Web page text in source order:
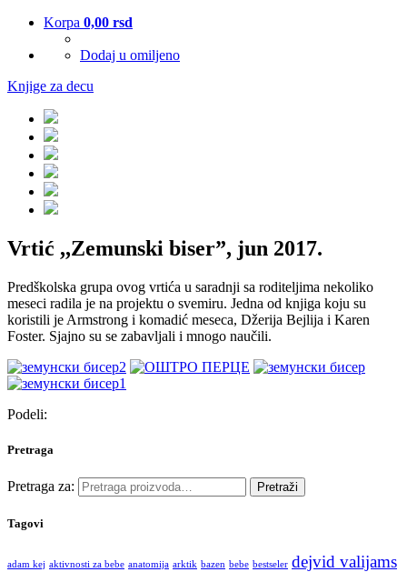
Korpa 0,00 rsd
Dodaj u omiljeno
Knjige za decu
Vrtić ,,Zemunski biser”, jun 2017.
Predškolska grupa ovog vrtića u saradnji sa roditeljima nekoliko
meseci radila je na projektu o svemiru. Jedna od knjiga koju su
koristili je Armstrong i komadić meseca, Džerija Bejlija i Karen
Foster. Sjajno su se zabavljali i mnogo naučili.
Podeli:
Pretraga
Pretraga za: Pretraži
Tagovi
adam kej aktivnosti za bebe anatomija arktik bazen bebe bestseler dejvid valijams